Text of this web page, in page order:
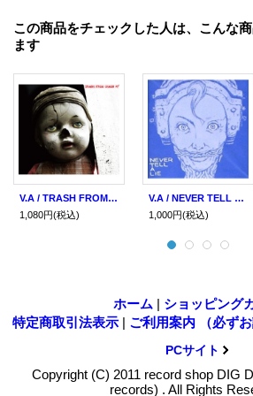
この商品をチェックした人は、こんな
ます
V.A / TRASH FROM CHAOS #2 (cd) 男道
1,080円(税込)
V.A / NEVER TELL A LIE (cd) 男道/Blood sucker
1,000円(税込)
ホーム | ショッピング
特定商取引法表示 | ご利用案内 （必ず
PCサイト
Copyright (C) 2011 record shop DIG
records) . All Rights